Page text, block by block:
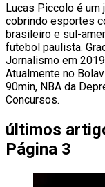
Lucas Piccolo é um
cobrindo esportes
brasileiro e sul-
futebol paulista.
Jornalismo em
Atualmente no
90min, NBA da
Concursos.
últimos
Página 3